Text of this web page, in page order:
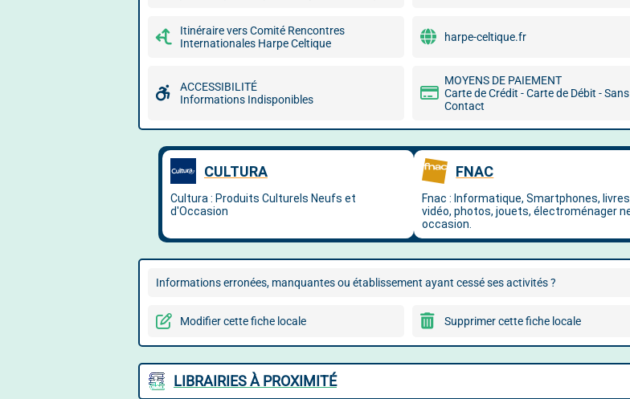
Itinéraire vers Comité Rencontres
Internationales Harpe Celtique
harpe-celtique.fr
ACCESSIBILITÉ
Informations Indisponibles
MOYENS DE PAIEMENT
Carte de Crédit - Carte de Débit - Sans
Contact
Informations erronées, manquantes ou établissement ayant cessé ses activités ?
Modifier cette fiche locale Supprimer cette fiche locale
LIBRAIRIES À PROXIMITÉ